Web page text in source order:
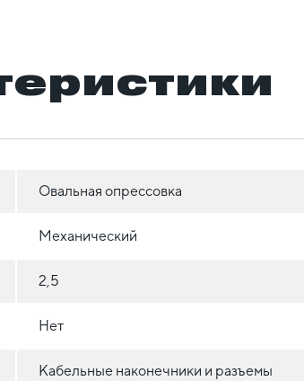
Овальная опрессовка
Механический
2,5
Нет
Кабельные наконечники и разъемы